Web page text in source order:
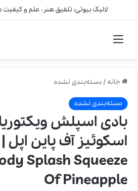
لالیک بیوتی: تلفیق هنر، علم و
منو
خانه/دسته‌بندی نشده
دسته‌بندی نشده
بادی اسپلش
Splash Squeeze
Of Pineapple